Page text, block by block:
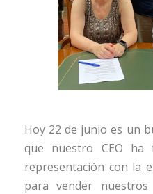
Hoy 22 de junio es un
que nuestro CEO ha
representación con la
para vender